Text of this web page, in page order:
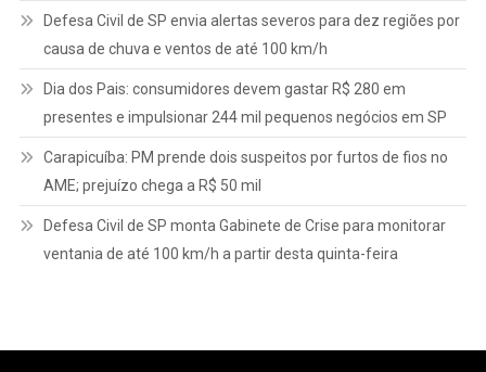
Defesa Civil de SP envia alertas severos para dez regiões por
causa de chuva e ventos de até 100 km/h
Dia dos Pais: consumidores devem gastar R$ 280 em
presentes e impulsionar 244 mil pequenos negócios em SP
Carapicuíba: PM prende dois suspeitos por furtos de fios no
AME; prejuízo chega a R$ 50 mil
Defesa Civil de SP monta Gabinete de Crise para monitorar
ventania de até 100 km/h a partir desta quinta-feira